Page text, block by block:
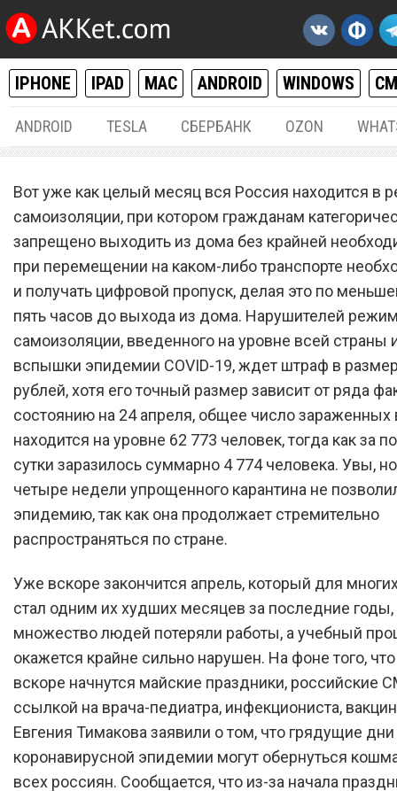
IPHONE IPAD MAC ANDROID WINDOWS
ANDROID TESLA СБЕРБАНК OZON
Майские праздники из-за
коронавируса обернутся
кошмаром для всех
Вот уже как целый месяц вся Россия находится в
самоизоляции, при котором гражданам
запрещено выходить из дома без крайней
при перемещении на каком-либо транспорте
и получать цифровой пропуск, делая это по
пять часов до выхода из дома. Нарушителей
самоизоляции, введенного на уровне всей страны
вспышки эпидемии COVID-19, ждет штраф в
рублей, хотя его точный размер зависит от ряда
состоянию на 24 апреля, общее число зараженных
находится на уровне 62 773 человек, тогда как за
сутки заразилось суммарно 4 774 человека. Увы,
четыре недели упрощенного карантина не
эпидемию, так как она продолжает стремительно
распространяться по стране.
Уже вскоре закончится апрель, который для
стал одним их худших месяцев за последние
множество людей потеряли работы, а учебный
окажется крайне сильно нарушен. На фоне того,
вскоре начнутся майские праздники, российские
ссылкой на врача-педиатра, инфекциониста,
Евгения Тимакова заявили о том, что грядущие дни
коронавирусной эпидемии могут обернуться
всех россиян. Сообщается, что из-за начала